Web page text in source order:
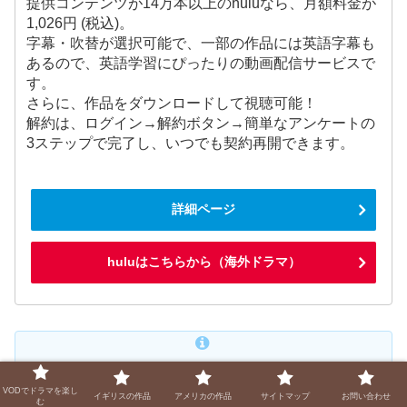
提供コンテンツが14万本以上のhuluなら、月額料金が
1,026円 (税込)。
字幕・吹替が選択可能で、一部の作品には英語字幕も
あるので、英語学習にぴったりの動画配信サービスで
す。
さらに、作品をダウンロードして視聴可能！
解約は、ログイン→解約ボタン→簡単なアンケートの
3ステップで完了し、いつでも契約再開できます。
詳細ページ
huluはこちらから（海外ドラマ）
※本ページの情報は2025年2月時点での情報です。最
新の配信状況はHulu、U-NEXT、Amazonの各公式サ
VODでドラマを楽し
む
イギリスの作品 アメリカの作品 サイトマップ お問い合わせ